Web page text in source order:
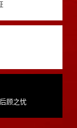
顾之忧